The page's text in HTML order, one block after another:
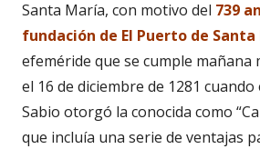
Santa María, con motivo del 739
fundación de El Puerto de
efeméride que se cumple mañana
el 16 de diciembre de 1281 cuando
Sabio otorgó la conocida como
que incluía una serie de ventajas